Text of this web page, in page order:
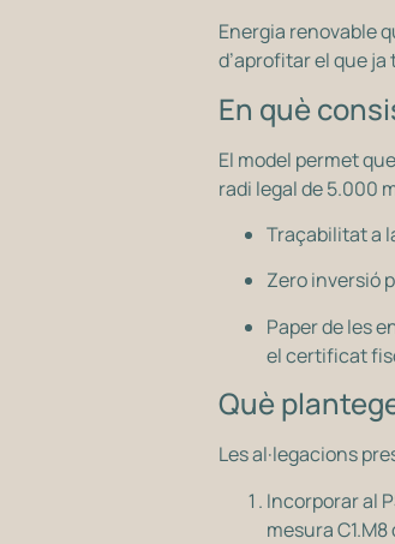
Energia renovable
d’aprofitar el que
En què
El model permet
radi legal de 5.000
Traçabilitat a
Zero inversió
Paper de les
el certificat
Què
Les al·legacions
Incorporar al
mesura